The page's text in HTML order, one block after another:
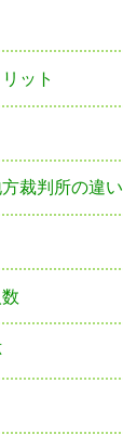
ット
裁判所の違い